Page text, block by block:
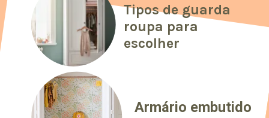
Tipos de guarda
roupa para
escolher
Armário embutido